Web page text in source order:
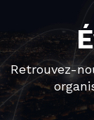
Retrouvez-